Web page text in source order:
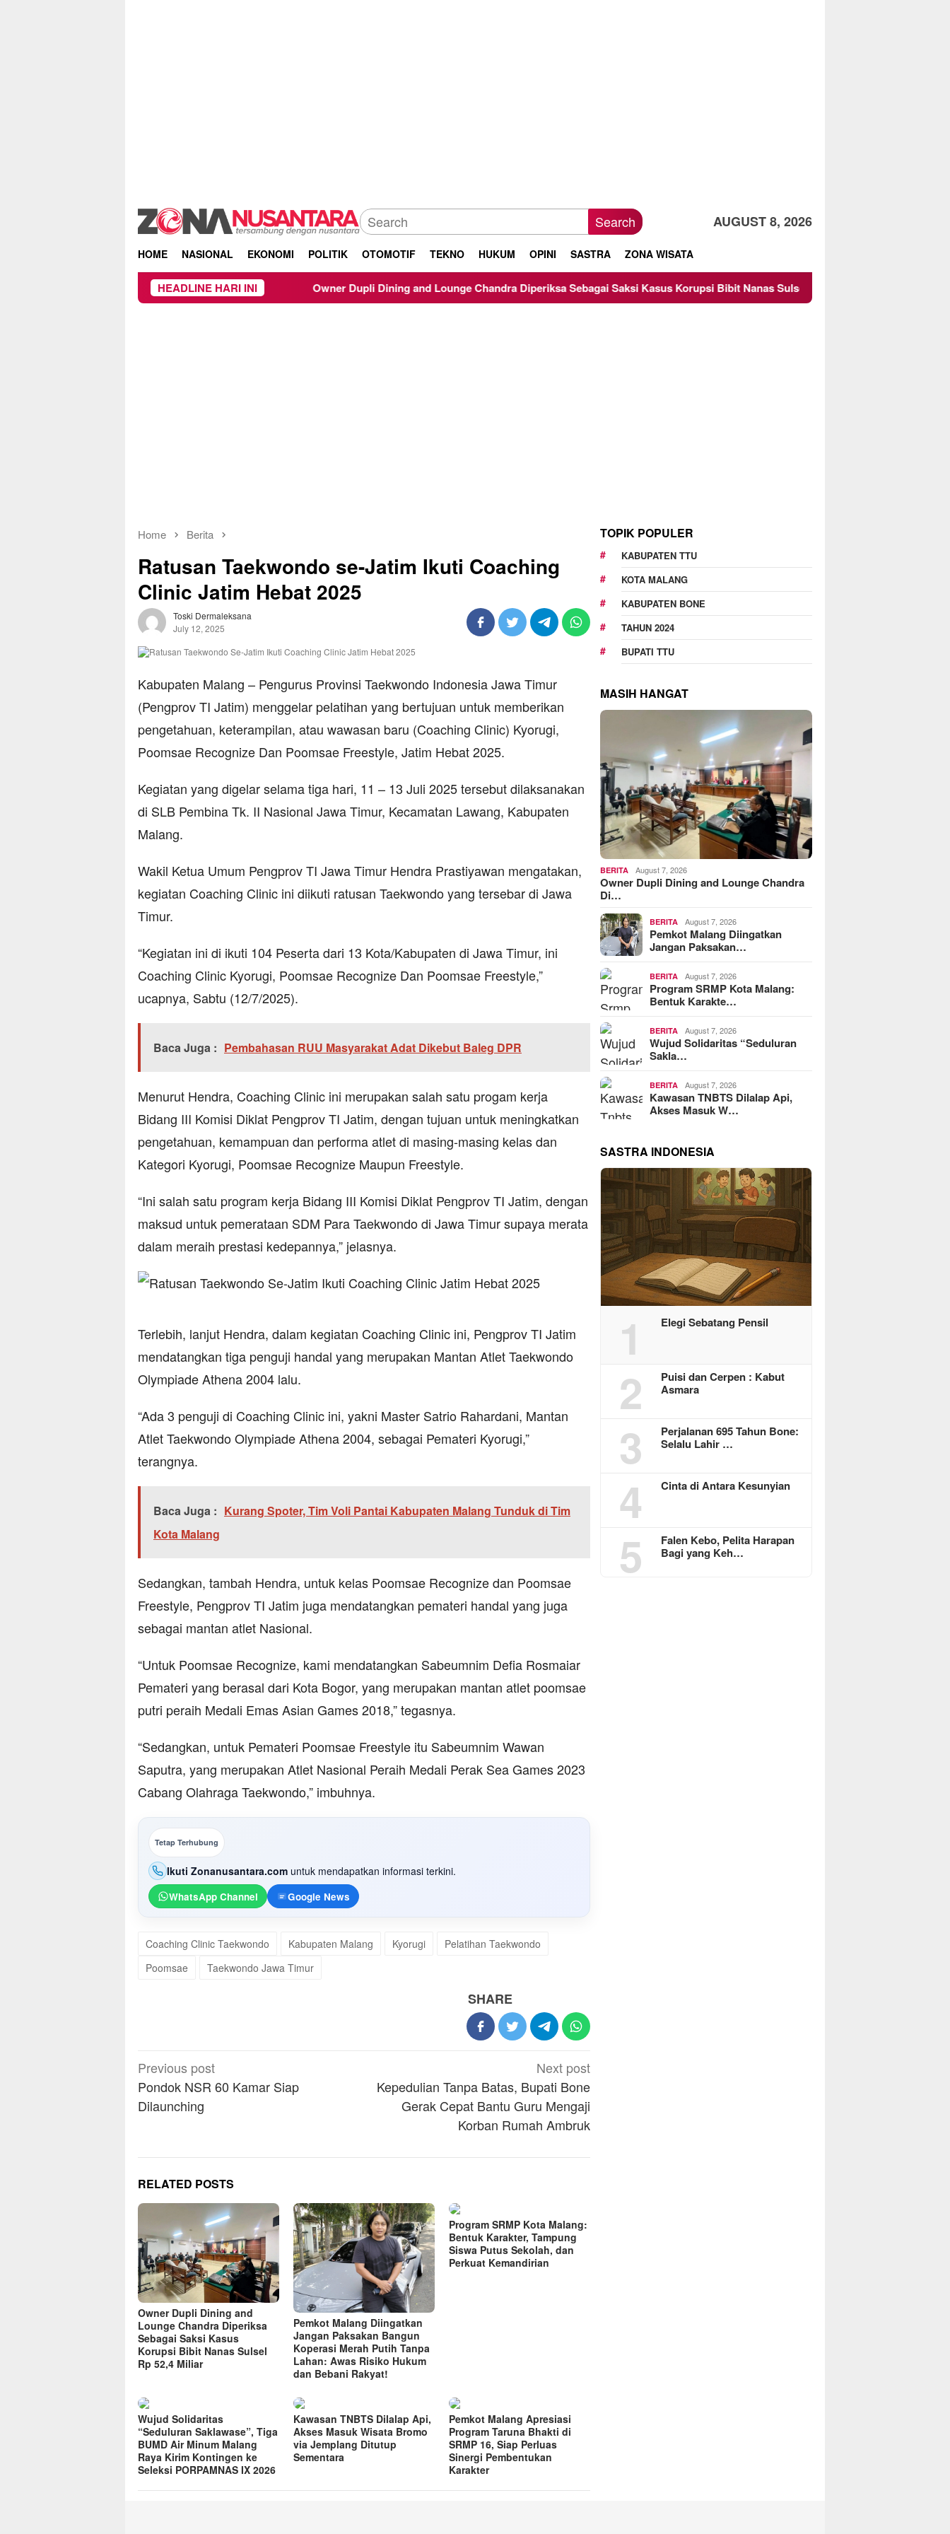
Search AUGUST 8, 2026
HOME NASIONAL EKONOMI POLITIK OTOMOTIF TEKNO HUKUM OPINI SASTRA ZONA WISATA
HEADLINE HARI INIOwner Dupli Dining and Lounge Chandra Diperiksa Sebagai Saksi Kasus Korupsi Bibit Nanas Sulsel Rp 52,4 Miliar
Home Berita
Ratusan Taekwondo se-Jatim Ikuti Coaching
Clinic Jatim Hebat 2025
Toski Dermaleksana
July 12, 2025
Kabupaten Malang – Pengurus Provinsi Taekwondo Indonesia Jawa Timur
(Pengprov TI Jatim) menggelar pelatihan yang bertujuan untuk memberikan
pengetahuan, keterampilan, atau wawasan baru (Coaching Clinic) Kyorugi,
Poomsae Recognize Dan Poomsae Freestyle, Jatim Hebat 2025.
Kegiatan yang digelar selama tiga hari, 11 – 13 Juli 2025 tersebut dilaksanakan
di SLB Pembina Tk. II Nasional Jawa Timur, Kecamatan Lawang, Kabupaten
Malang.
Wakil Ketua Umum Pengprov TI Jawa Timur Hendra Prastiyawan mengatakan,
kegiatan Coaching Clinic ini diikuti ratusan Taekwondo yang tersebar di Jawa
Timur.
“Kegiatan ini di ikuti 104 Peserta dari 13 Kota/Kabupaten di Jawa Timur, ini
Coaching Clinic Kyorugi, Poomsae Recognize Dan Poomsae Freestyle,”
ucapnya, Sabtu (12/7/2025).
Baca Juga : Pembahasan RUU Masyarakat Adat Dikebut Baleg DPR
Menurut Hendra, Coaching Clinic ini merupakan salah satu progam kerja
Bidang III Komisi Diklat Pengprov TI Jatim, dengan tujuan untuk meningkatkan
pengetahuan, kemampuan dan performa atlet di masing-masing kelas dan
Kategori Kyorugi, Poomsae Recognize Maupun Freestyle.
“Ini salah satu program kerja Bidang III Komisi Diklat Pengprov TI Jatim, dengan
maksud untuk pemerataan SDM Para Taekwondo di Jawa Timur supaya merata
dalam meraih prestasi kedepannya,” jelasnya.
Terlebih, lanjut Hendra, dalam kegiatan Coaching Clinic ini, Pengprov TI Jatim
mendatangkan tiga penguji handal yang merupakan Mantan Atlet Taekwondo
Olympiade Athena 2004 lalu.
“Ada 3 penguji di Coaching Clinic ini, yakni Master Satrio Rahardani, Mantan
Atlet Taekwondo Olympiade Athena 2004, sebagai Pemateri Kyorugi,”
terangnya.
Baca Juga : Kurang Spoter, Tim Voli Pantai Kabupaten Malang Tunduk di Tim
Kota Malang
Sedangkan, tambah Hendra, untuk kelas Poomsae Recognize dan Poomsae
Freestyle, Pengprov TI Jatim juga mendatangkan pemateri handal yang juga
sebagai mantan atlet Nasional.
“Untuk Poomsae Recognize, kami mendatangkan Sabeumnim Defia Rosmaiar
Pemateri yang berasal dari Kota Bogor, yang merupakan mantan atlet poomsae
putri peraih Medali Emas Asian Games 2018,” tegasnya.
“Sedangkan, untuk Pemateri Poomsae Freestyle itu Sabeumnim Wawan
Saputra, yang merupakan Atlet Nasional Peraih Medali Perak Sea Games 2023
Cabang Olahraga Taekwondo,” imbuhnya.
Tetap Terhubung
Ikuti Zonanusantara.com untuk mendapatkan informasi terkini.
WhatsApp Channel Google News
Coaching Clinic Taekwondo Kabupaten Malang Kyorugi
Pelatihan Taekwondo
Poomsae
Taekwondo Jawa Timur
SHARE
Post
navigation
Previous post
Pondok NSR 60 Kamar Siap
Dilaunching
Next post
Kepedulian Tanpa Batas, Bupati Bone
Gerak Cepat Bantu Guru Mengaji
Korban Rumah Ambruk
RELATED POSTS
Owner Dupli Dining and
Lounge Chandra Diperiksa
Sebagai Saksi Kasus
Korupsi Bibit Nanas Sulsel
Rp 52,4 Miliar
Pemkot Malang Diingatkan
Jangan Paksakan Bangun
Koperasi Merah Putih Tanpa
Lahan: Awas Risiko Hukum
dan Bebani Rakyat!
Program SRMP Kota Malang:
Bentuk Karakter, Tampung
Siswa Putus Sekolah, dan
Perkuat Kemandirian
Wujud Solidaritas
“Seduluran Saklawase”, Tiga
BUMD Air Minum Malang
Raya Kirim Kontingen ke
Seleksi PORPAMNAS IX 2026
Kawasan TNBTS Dilalap Api,
Akses Masuk Wisata Bromo
via Jemplang Ditutup
Sementara
Pemkot Malang Apresiasi
Program Taruna Bhakti di
SRMP 16, Siap Perluas
Sinergi Pembentukan
Karakter
TOPIK POPULER
KABUPATEN TTU
KOTA MALANG
KABUPATEN BONE
TAHUN 2024
BUPATI TTU
MASIH HANGAT
BERITA August 7, 2026
Owner Dupli Dining and Lounge Chandra
Di…
BERITA August 7, 2026
Pemkot Malang Diingatkan
Jangan Paksakan…
BERITA August 7, 2026
Program SRMP Kota Malang:
Bentuk Karakte…
BERITA August 7, 2026
Wujud Solidaritas “Seduluran
Sakla…
BERITA August 7, 2026
Kawasan TNBTS Dilalap Api,
Akses Masuk W…
SASTRA INDONESIA
1 Elegi Sebatang Pensil
2
Puisi dan Cerpen : Kabut
Asmara
3
Perjalanan 695 Tahun Bone:
Selalu Lahir …
4 Cinta di Antara Kesunyian
5
Falen Kebo, Pelita Harapan
Bagi yang Keh…